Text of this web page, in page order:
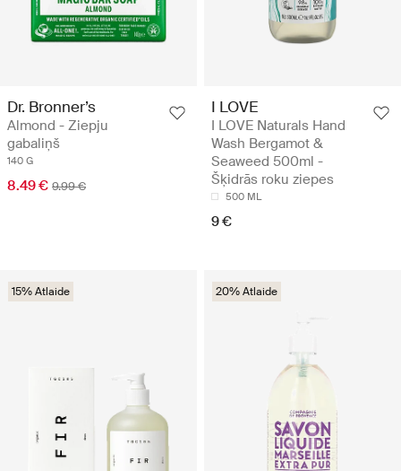
Dr. Bronner’s
Almond - Ziepju
gabaliņš
140 G
8.49 € 9.99 €
I LOVE
I LOVE Naturals Hand
Wash Bergamot &
Seaweed 500ml -
Šķidrās roku ziepes
500 ML
9 €
15% Atlaide 20% Atlaide